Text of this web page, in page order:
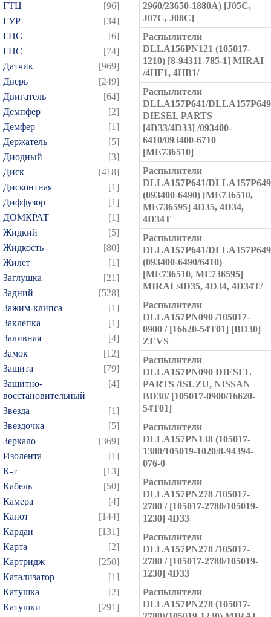
ГТЦ
[96]
ГУР
[34]
ГЦC
[6]
ГЦС
[74]
Датчик
[969]
Дверь
[249]
Двигатель
[64]
Демпфер
[2]
Демфер
[1]
Держатель
[5]
Диодный
[3]
Диск
[418]
Дисконтная
[1]
Диффузор
[1]
ДОМКРАТ
[1]
Жидкий
[5]
Жидкость
[80]
Жилет
[1]
Заглушка
[21]
Задний
[528]
Зажим-клипса
[1]
Заклепка
[1]
Заливная
[4]
Замок
[12]
Защита
[79]
Защитно-
восстановительный
[4]
Звезда
[1]
Звездочка
[5]
Зеркало
[369]
Изолента
[1]
К-т
[13]
Кабель
[50]
Камера
[4]
Капот
[144]
Кардан
[131]
Карта
[2]
Картридж
[250]
Катализатор
[1]
Катушка
[2]
Катушки
[291]
2960/23650-1880A) [J05C,
J07C, J08C]
Распылители
DLLA156PN121 (105017-
1210) [8-94311-785-1] MIRAI
/4HF1, 4HB1/
Распылители
DLLA157P641/DLLA157P649
DIESEL PARTS
[4D33/4D33] /093400-
6410/093400-6710
[ME736510]
Распылители
DLLA157P641/DLLA157P649
(093400-6490) [ME736510,
ME736595] 4D35, 4D34,
4D34T
Распылители
DLLA157P641/DLLA157P649
(093400-6490/6410)
[ME736510, ME736595]
MIRAI /4D35, 4D34, 4D34T/
Распылители
DLLA157PN090 /105017-
0900 / [16620-54T01] [BD30]
ZEVS
Распылители
DLLA157PN090 DIESEL
PARTS /ISUZU, NISSAN
BD30/ [105017-0900/16620-
54T01]
Распылители
DLLA157PN138 (105017-
1380/105019-1020/8-94394-
076-0
Распылители
DLLA157PN278 /105017-
2780 / [105017-2780/105019-
1230] 4D33
Распылители
DLLA157PN278 /105017-
2780 / [105017-2780/105019-
1230] 4D33
Распылители
DLLA157PN278 (105017-